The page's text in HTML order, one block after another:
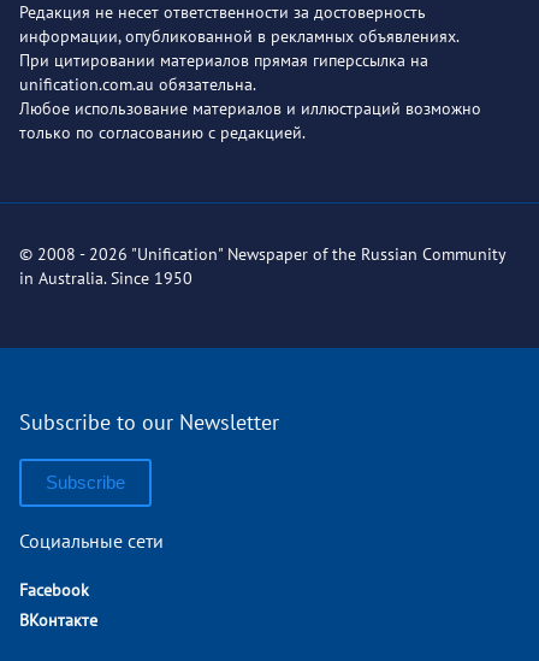
Редакция не несет ответственности за достоверность
информации, опубликованной в рекламных объявлениях.
При цитировании материалов прямая гиперссылка на
unification.com.au обязательна.
Любое использование материалов и иллюстраций возможно
только по согласованию с редакцией.
© 2008 - 2026 "Unification" Newspaper of the Russian Community
in Australia. Since 1950
Subscribe to our Newsletter
Subscribe
Социальные сети
Facebook
ВКонтакте